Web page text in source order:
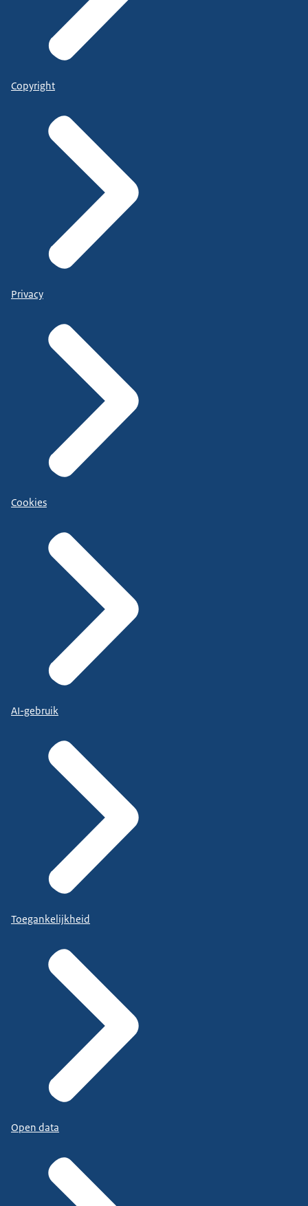
Copyright
Privacy
Cookies
AI-gebruik
Toegankelijkheid
Open data